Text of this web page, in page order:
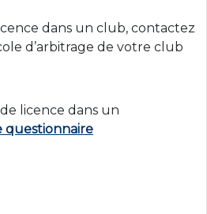
dans un club, contactez
d’arbitrage de votre club
de licence dans un
questionnaire